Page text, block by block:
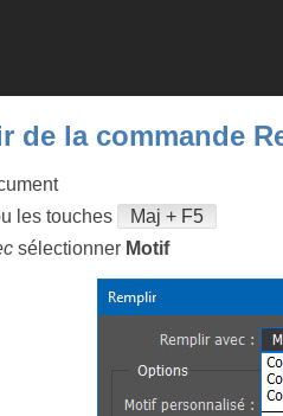
de la commande
les touches
Maj + F5
sélectionner Motif